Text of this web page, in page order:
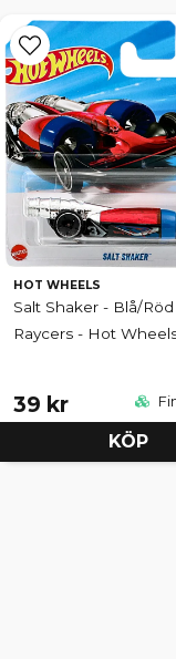
HOT WHEELS
Salt Shaker - Blå/Röd
Raycers - Hot
39 kr
KÖP